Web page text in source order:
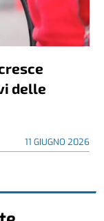
delle
11 GIUGNO 2026